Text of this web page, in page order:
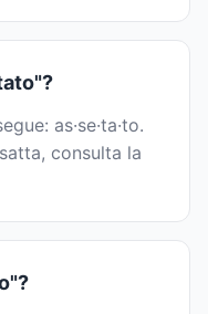
as·se·ta·to.
consulta la